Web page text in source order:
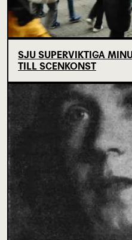
SJU SUPERVIKTIGA
TILL SCENKONST